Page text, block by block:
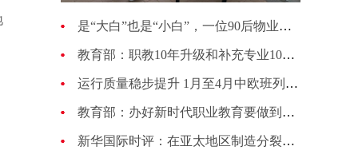
是“大白”也是“小白”，一位90后物业人的选择
教育部：职教10年升级和补充专业1007种 更新幅度超70%
运行质量稳步提升 1月至4月中欧班列累计开行4813列
教育部：办好新时代职业教育要做到五个“必须坚持”
新华国际时评：在亚太地区制造分裂对抗的图谋注定失败